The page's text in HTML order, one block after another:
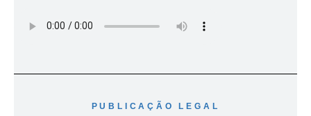
PUBLICAÇÃO LEGAL